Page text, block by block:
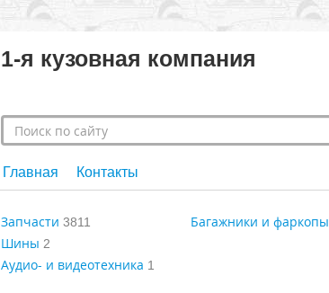
1-я кузовная компания
Главная Контакты
Запчасти 3811
Шины 2
Аудио- и видеотехника 1
Багажники и фаркопы